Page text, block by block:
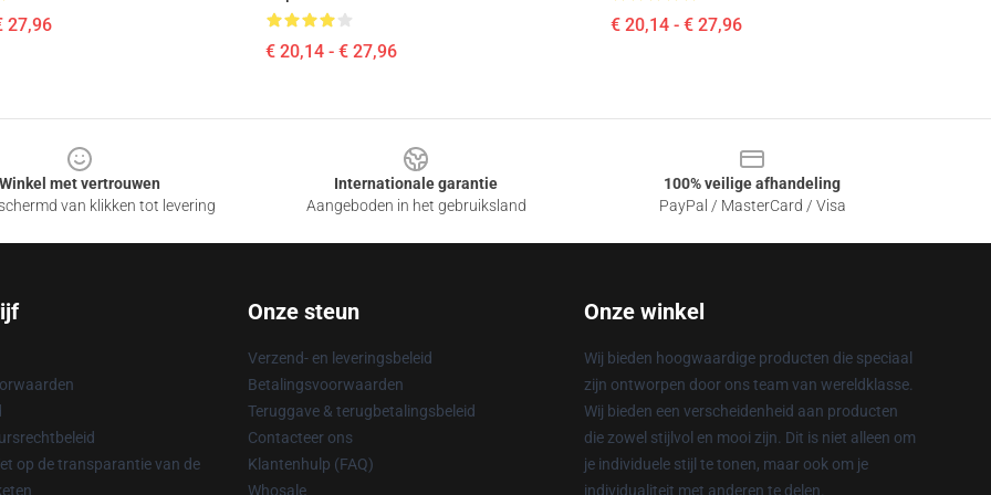
27,96
€ 20,14 - € 27,96
€ 20,14 - € 27,96
Winkel met vertrouwen
van klikken tot levering
Internationale garantie
Aangeboden in het gebruiksland
100% veilige afhandeling
PayPal / MasterCard / Visa
op de transparantie van de
Onze steun
Verzend- en leveringsbeleid
Betalingsvoorwaarden
Teruggave & terugbetalingsbeleid
Contacteer ons
Klantenhulp (FAQ)
Whosale
Onze winkel
Wij bieden hoogwaardige producten die speciaal
zijn ontworpen door ons team van wereldklasse.
Wij bieden een verscheidenheid aan producten
die zowel stijlvol en mooi zijn. Dit is niet alleen om
je individuele stijl te tonen, maar ook om je
individualiteit met anderen te delen.